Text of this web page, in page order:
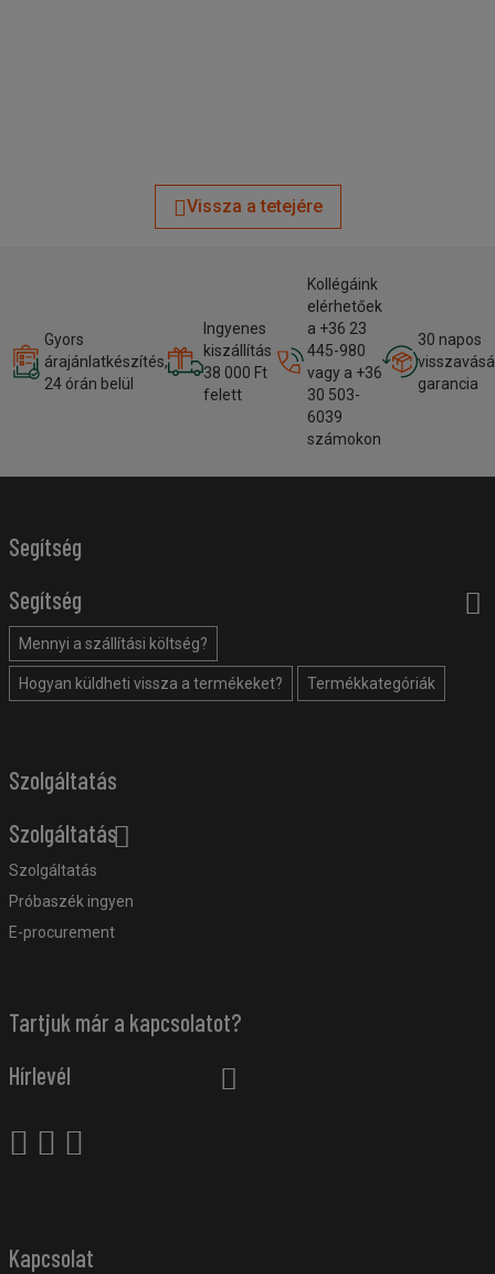
Vissza a tetejére
Gyors
árajánlatkészítés,
24 órán belül
Ingyenes
kiszállítás
38 000 Ft
felett
Kollégáink
elérhetőek
a +36 23
445-980
vagy a +36
30 503-
6039
számokon
30 napos
garancia
Segítség
Segítség
Mennyi a szállítási költség?
Hogyan küldheti vissza a termékeket? Termékkategóriák
Szolgáltatás
Szolgáltatás
Szolgáltatás
Próbaszék ingyen
E-procurement
Tartjuk már a kapcsolatot?
Hírlevél
Kapcsolat